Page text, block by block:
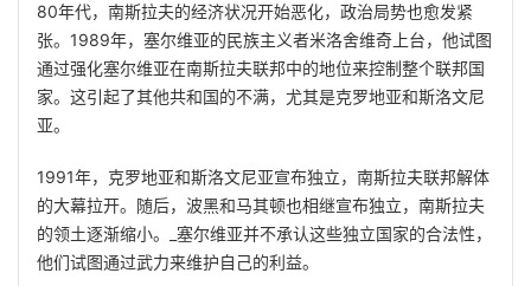
80年代，南斯拉夫的经济状况开始恶化，政治局势也愈发紧
张。1989年，塞尔维亚的民族主义者米洛舍维奇上台，他试图
通过强化塞尔维亚在南斯拉夫联邦中的地位来控制整个联邦国
家。这引起了其他共和国的不满，尤其是克罗地亚和斯洛文尼
亚。
1991年，克罗地亚和斯洛文尼亚宣布独立，南斯拉夫联邦解体
的大幕拉开。随后，波黑和马其顿也相继宣布独立，南斯拉夫
的领土逐渐缩小。_塞尔维亚并不承认这些独立国家的合法性，
他们试图通过武力来维护自己的利益。